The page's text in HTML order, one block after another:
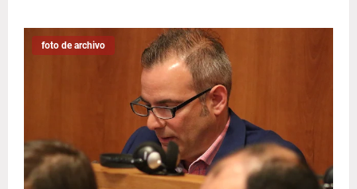
foto de archivo